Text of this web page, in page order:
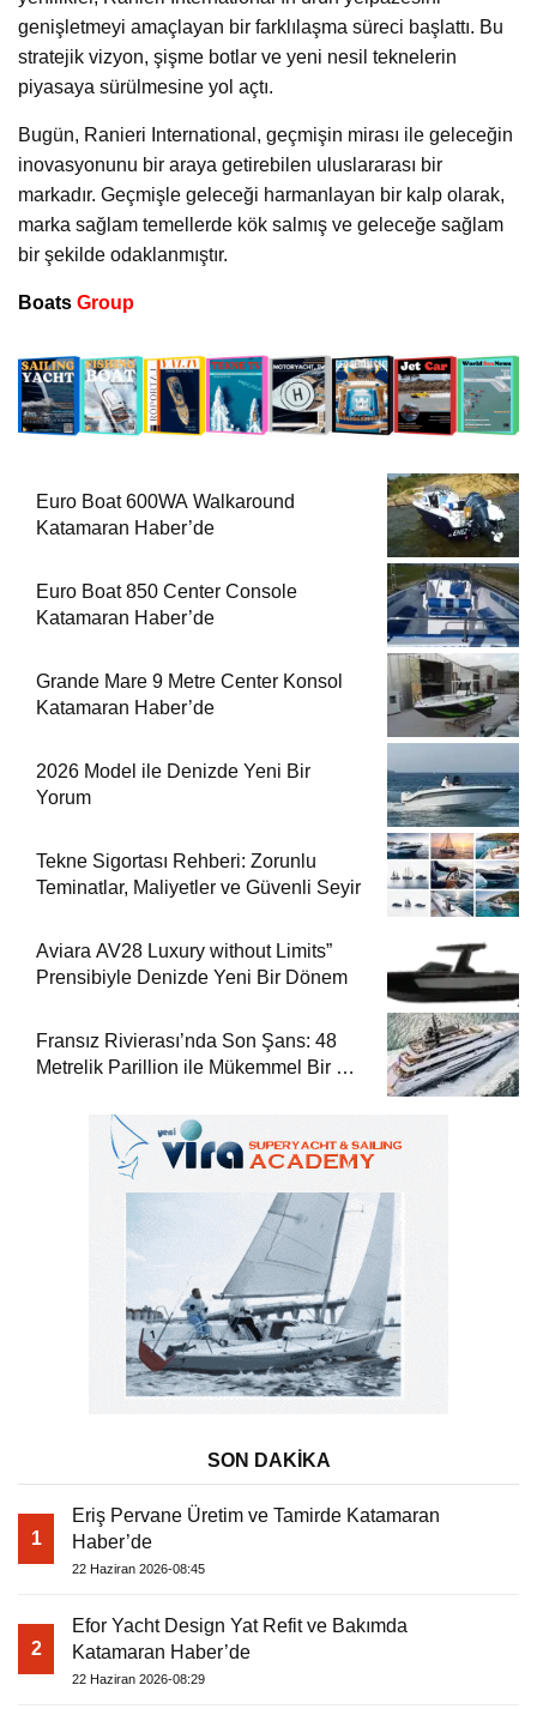
genişletmeyi amaçlayan bir farklılaşma süreci başlattı. Bu
stratejik vizyon, şişme botlar ve yeni nesil teknelerin
piyasaya sürülmesine yol açtı.
Bugün, Ranieri International, geçmişin mirası ile geleceğin
inovasyonunu bir araya getirebilen uluslararası bir
markadır. Geçmişle geleceği harmanlayan bir kalp olarak,
marka sağlam temellerde kök salmış ve geleceğe sağlam
bir şekilde odaklanmıştır.
Boats Group
Euro Boat 600WA Walkaround
Katamaran Haber’de
Euro Boat 850 Center Console
Katamaran Haber’de
Grande Mare 9 Metre Center Konsol
Katamaran Haber’de
2026 Model ile Denizde Yeni Bir
Yorum
Tekne Sigortası Rehberi: Zorunlu
Teminatlar, Maliyetler ve Güvenli Seyir
Aviara AV28 Luxury without Limits”
Prensibiyle Denizde Yeni Bir Dönem
Fransız Rivierası’nda Son Şans: 48
Metrelik Parillion ile Mükemmel Bir Yat
SON DAKİKA
1
Eriş Pervane Üretim ve Tamirde Katamaran
Haber’de
22 Haziran 2026-08:45
2
Efor Yacht Design Yat Refit ve Bakımda
Katamaran Haber’de
22 Haziran 2026-08:29